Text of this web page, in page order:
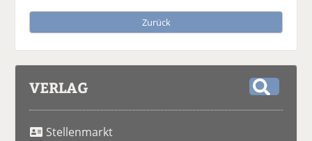
Zurück
VERLAG
Stellenmarkt